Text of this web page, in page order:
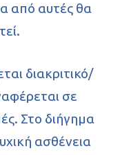
από αυτές θα
διακριτικό/
σε
Στο διήγημα
ασθένεια